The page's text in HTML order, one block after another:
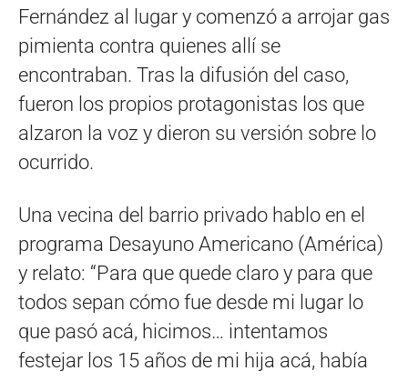
Fernández al lugar y comenzó a arrojar gas
pimienta contra quienes allí se
encontraban. Tras la difusión del caso,
fueron los propios protagonistas los que
alzaron la voz y dieron su versión sobre lo
ocurrido.
Una vecina del barrio privado hablo en el
programa Desayuno Americano (América)
y relato: “Para que quede claro y para que
todos sepan cómo fue desde mi lugar lo
que pasó acá, hicimos… intentamos
festejar los 15 años de mi hija acá, había